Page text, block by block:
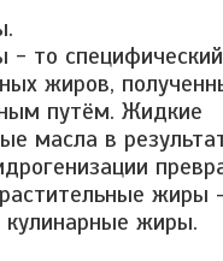
- то
жиров,
путём. Жидкие
масла в
жиры
кулинарные жиры.